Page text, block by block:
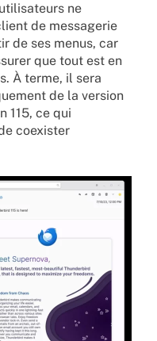
ne
de messagerie
de ses menus, car
que tout est en
À terme, il sera
de la version
115, ce qui
coexister